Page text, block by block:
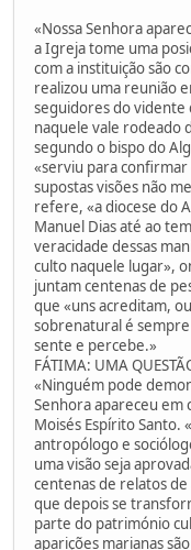
«Nossa Senhora
a Igreja tome uma
com a instituição são
realizou uma reunião
seguidores do vidente
naquele vale rodeado
segundo o bispo do
«serviu para confirmar
supostas visões não
refere, «a diocese do
Manuel Dias até ao
veracidade dessas
culto naquele lugar»,
juntam centenas de
que «uns acreditam,
sobrenatural é sempre
sente e percebe.»
FÁTIMA: UMA
«Ninguém pode
Senhora apareceu em
Moisés Espírito Santo.
antropólogo e
uma visão seja
centenas de relatos
que depois se
parte do património
aparições marianas